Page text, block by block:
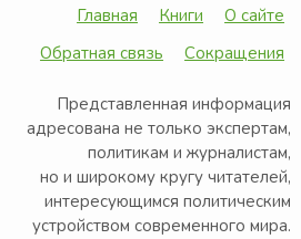
Главная Книги
О сайте
Обратная связь
Сокращения
Представленная информация
адресована не только экспертам,
политикам и журналистам,
но и широкому кругу читателей,
интересующимся политическим
устройством современного мира.